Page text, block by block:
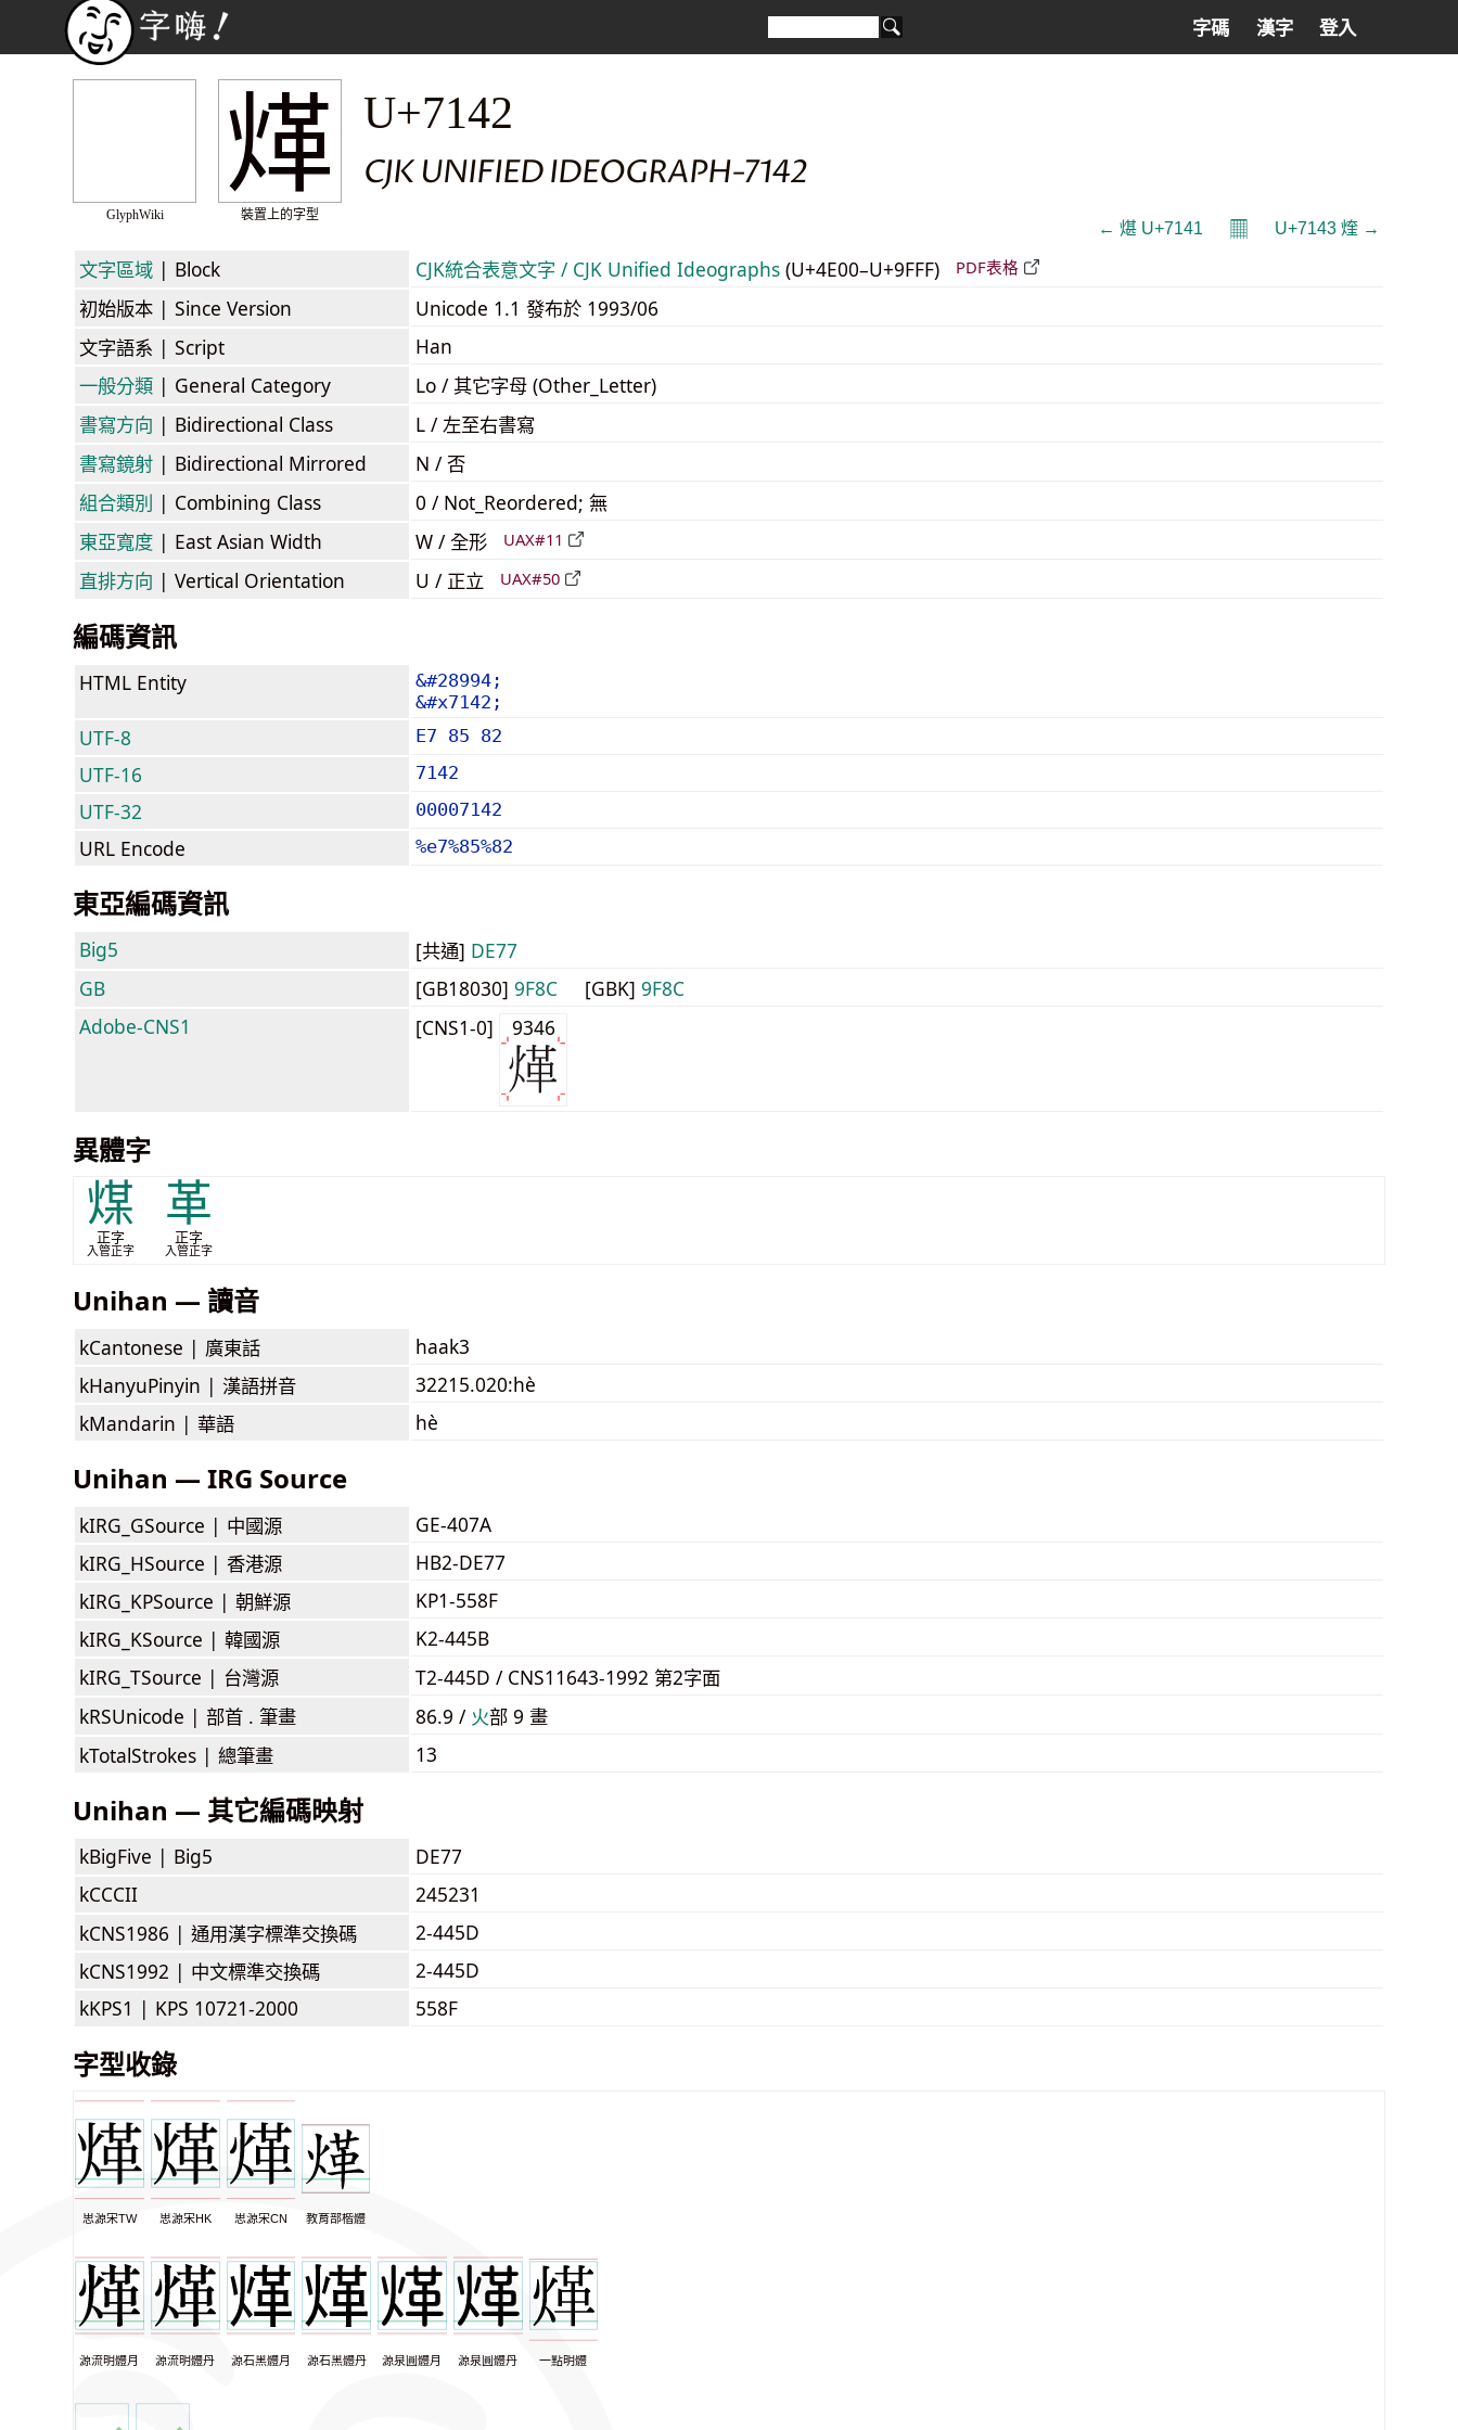
字碼 漢字 登入
GlyphWiki
煂
裝置上的字型
U+7142
CJK UNIFIED IDEOGRAPH-7142
← 煁 U+7141 𝄜 U+7143 煃 →
文字區域 | Block CJK統合表意文字 / CJK Unified Ideographs (U+4E00–U+9FFF) PDF表格
初始版本 | Since Version
Unicode 1.1 發布於 1993/06
文字語系 | Script
Han
一般分類 | General Category
Lo / 其它字母 (Other_Letter)
書寫方向 | Bidirectional Class
L / 左至右書寫
書寫鏡射 | Bidirectional Mirrored
N / 否
組合類別 | Combining Class
0 / Not_Reordered; 無
東亞寬度 | East Asian Width W / 全形 UAX#11
直排方向 | Vertical Orientation U / 正立 UAX#50
編碼資訊
HTML Entity
&#28994;
&#x7142;
UTF-8 E7 85 82
UTF-16 7142
UTF-32 00007142
URL Encode %e7%85%82
東亞編碼資訊
Big5 [共通] DE77
GB
[GB18030] 9F8C [GBK] 9F8C
Adobe-CNS1
[CNS1-0] 9346
異體字
煤
正字
入管正字
革
正字
入管正字
Unihan — 讀音
kCantonese | 廣東話
haak3
kHanyuPinyin | 漢語拼音
32215.020:hè
kMandarin | 華語 hè
Unihan — IRG Source
kIRG_GSource | 中國源
GE-407A
kIRG_HSource | 香港源
HB2-DE77
kIRG_KPSource | 朝鮮源
KP1-558F
kIRG_KSource | 韓國源
K2-445B
kIRG_TSource | 台灣源
T2-445D / CNS11643-1992 第2字面
kRSUnicode | 部首 . 筆畫 86.9 / ⽕部 9 畫
kTotalStrokes | 總筆畫 13
Unihan — 其它編碼映射
kBigFive | Big5
DE77
kCCCII
245231
kCNS1986 | 通用漢字標準交換碼
2-445D
kCNS1992 | 中文標準交換碼
2-445D
kKPS1 | KPS 10721-2000 558F
字型收錄
思源宋TW 思源宋HK 思源宋CN 教育部楷體
源流明體月 源流明體丹 源石黑體月 源石黑體丹 源泉圓體月 源泉圓體丹 一點明體